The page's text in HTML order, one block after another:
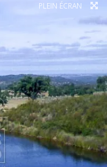
PLEIN ÉCRAN